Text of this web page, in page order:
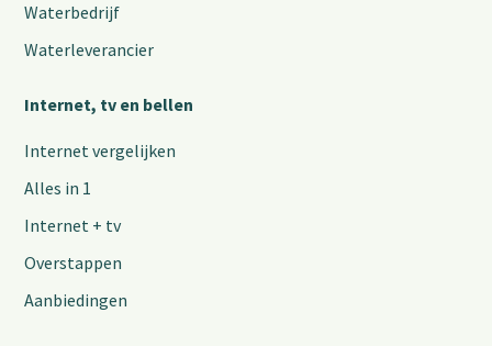
Waterbedrijf
Waterleverancier
Internet, tv en bellen
Internet vergelijken
Alles in 1
Internet + tv
Overstappen
Aanbiedingen